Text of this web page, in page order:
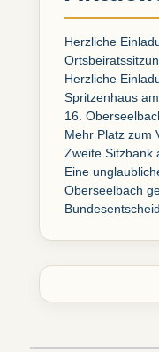
Herzliche
Herzliche
Spritzenhaus am
16.
Mehr Platz zum
Zweite Sitzbank
Eine
Oberseelbach